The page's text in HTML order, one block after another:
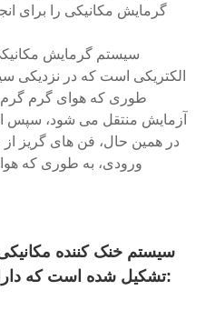
گرمایش مکانیکی را برای
سیستم گرمایش
الکتریکی است که در نزدیکی
طوری که هوای گرم گرم
آزمایش منتقل می شود، سپس
در همین حال، فن های گریز
ورودی، به طوری که
سیستم خنک کننده
تشکیل شده است که دارای اجزای اصلی زیر است: